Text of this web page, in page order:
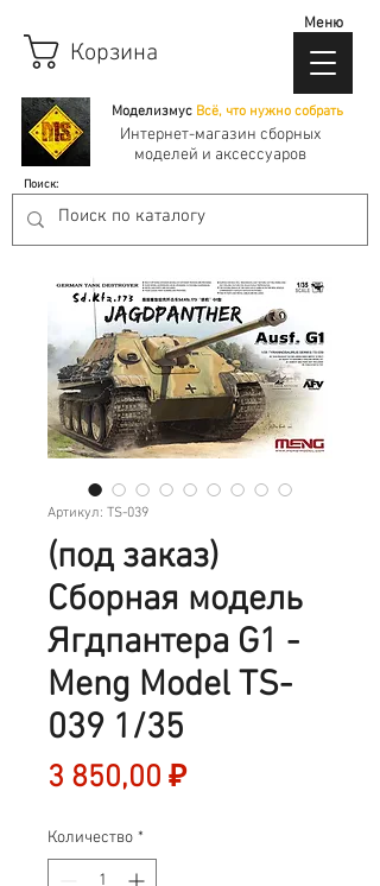
Моделизмус Всё, что нужно собрать
Корзина
Интернет-магазин сборных
моделей и аксессуаров
Поиск:
Меню
Артикул: TS-039
(под заказ)
Сборная модель
Ягдпантера G1 -
Meng Model TS-
039 1/35
3 850,00 ₽Цена
Количество *